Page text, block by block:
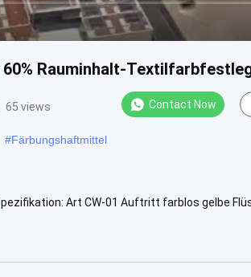
Rauminhalt-
65 views Contact Now
#Färbungshaftmittel
Art CW-01 Auftritt farblos gelbe